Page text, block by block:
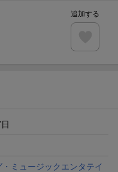
』オリジナルきんちゃく
ックス買いまわりでク
追加する
ミュージックエンタテイ